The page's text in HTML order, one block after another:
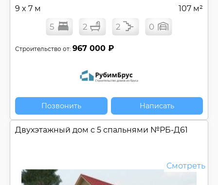
9 x 7 м 107 м²
5 2 2 0
Строительство от: 967 000 ₽
Позвонить Написать
Двухэтажный дом с 5 спальнями №РБ-Д61
Смотреть